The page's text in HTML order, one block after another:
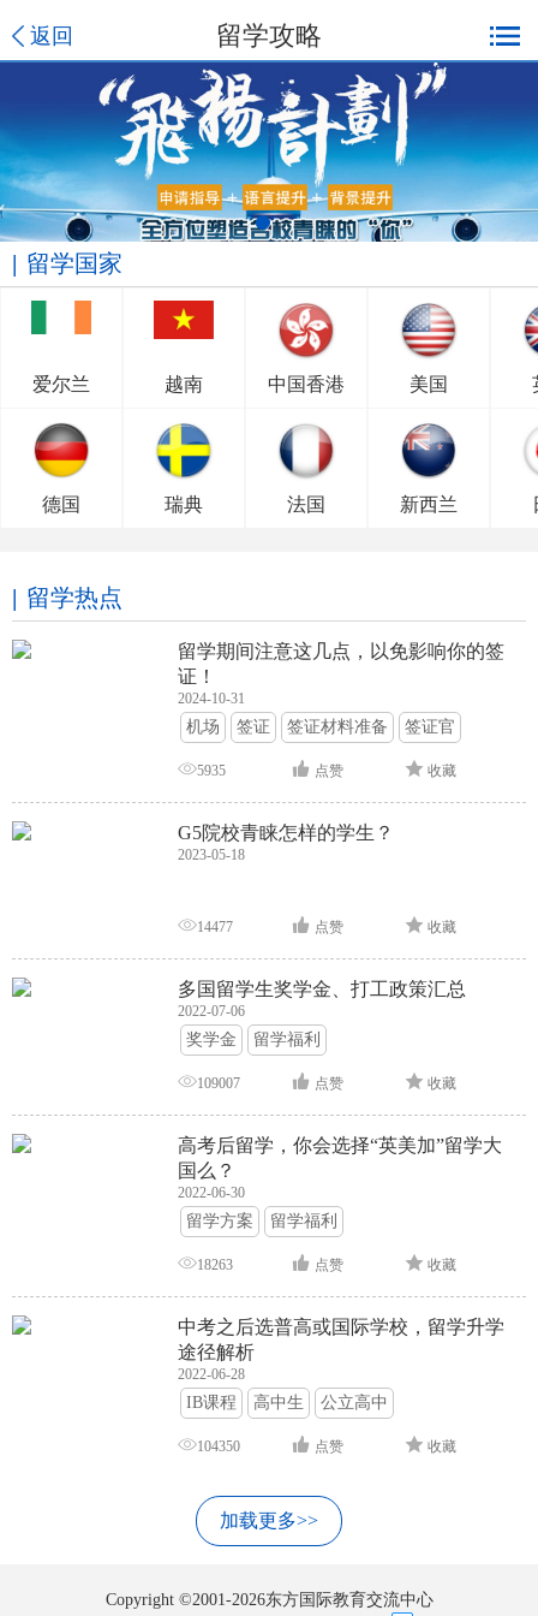
返回 留学攻略
留学国家
爱尔兰 越南 中国香港 美国
德国 瑞典 法国 新西兰
留学热点
留学期间注意这几点，以免影响你的签
证！
2024-10-31
机场 签证 签证材料准备 签证官
签证面试 签证申请攻略
5935 点赞 收藏
G5院校青睐怎样的学生？
2023-05-18
14477 点赞 收藏
多国留学生奖学金、打工政策汇总
2022-07-06
奖学金 留学福利
109007 点赞 收藏
高考后留学，你会选择“英美加”留学大
国么？
2022-06-30
留学方案 留学福利
18263 点赞 收藏
中考之后选普高或国际学校，留学升学
途径解析
2022-06-28
IB课程 高中生 公立高中
104350 点赞 收藏
加载更多>>
Copyright ©2001-2026东方国际教育交流中心